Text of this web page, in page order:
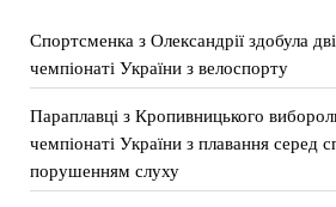
Спортсменка з Олександрії здобула
чемпіонаті України з велоспорту
Параплавці з Кропивницького
чемпіонаті України з плавання серед
порушенням слуху